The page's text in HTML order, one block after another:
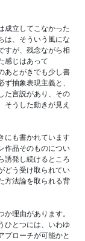
成立してこなかった
は、そういう風にな
すが、残念ながら相
感じはあって
あとがきでも少し書
抽象表現主義と、
た言説があり、その
そうした動きが見え
にも書かれています
作品そのものについ
誘発し続けるところ
どう受け取られてい
方法論を取られる背
理由があります。
ひとつには、いわゆ
プローチが可能かと